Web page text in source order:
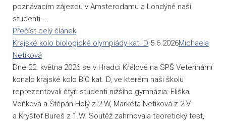
poznávacím zájezdu v Amsterodamu a Londýně naši
studenti ...
Přečíst celý článek
Krajské kolo biologické olympiády kat. D 5.6.2026Michaela
Netíková
Dne 22. května 2026 se v Hradci Králové na SPŠ Veterinární
konalo krajské kolo BiO kat. D, ve kterém naši školu
reprezentovali čtyři studenti nižšího gymnázia: Eliška
Voňková a Štěpán Holý z 2.W, Markéta Netíková z 2.V
a Kryštof Bureš z 1.W. Soutěž zahrnovala teoretický test,